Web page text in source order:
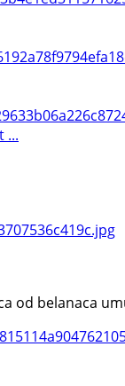
...
od belanaca